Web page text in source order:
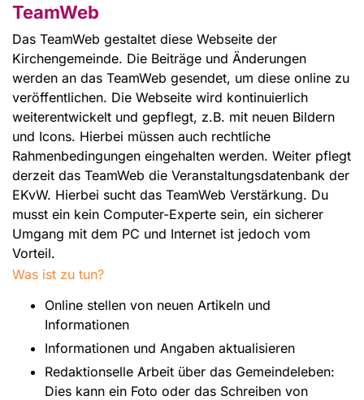
TeamWeb
Das TeamWeb gestaltet diese Webseite der
Kirchengemeinde. Die Beiträge und Änderungen
werden an das TeamWeb gesendet, um diese online zu
veröffentlichen. Die Webseite wird kontinuierlich
weiterentwickelt und gepflegt, z.B. mit neuen Bildern
und Icons. Hierbei müssen auch rechtliche
Rahmenbedingungen eingehalten werden. Weiter pflegt
derzeit das TeamWeb die Veranstaltungsdatenbank der
EKvW. Hierbei sucht das TeamWeb Verstärkung. Du
musst ein kein Computer-Experte sein, ein sicherer
Umgang mit dem PC und Internet ist jedoch vom
Vorteil.
Was ist zu tun?
Online stellen von neuen Artikeln und
Informationen
Informationen und Angaben aktualisieren
Redaktionselle Arbeit über das Gemeindeleben:
Dies kann ein Foto oder das Schreiben von